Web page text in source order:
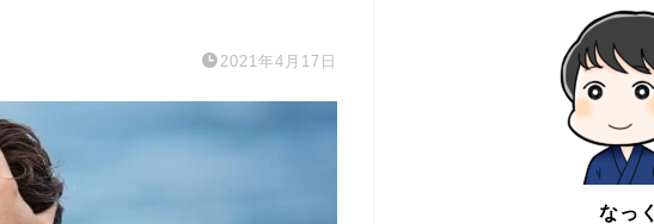
2021年4月17日
なっく